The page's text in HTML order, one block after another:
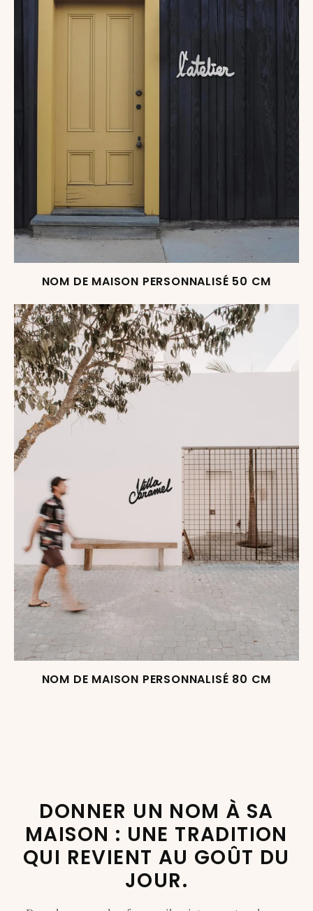
NOM DE MAISON PERSONNALISÉ 50 CM
NOM DE MAISON PERSONNALISÉ 80 CM
DONNER UN NOM À SA
MAISON : UNE TRADITION
QUI REVIENT AU GOÛT DU
JOUR.